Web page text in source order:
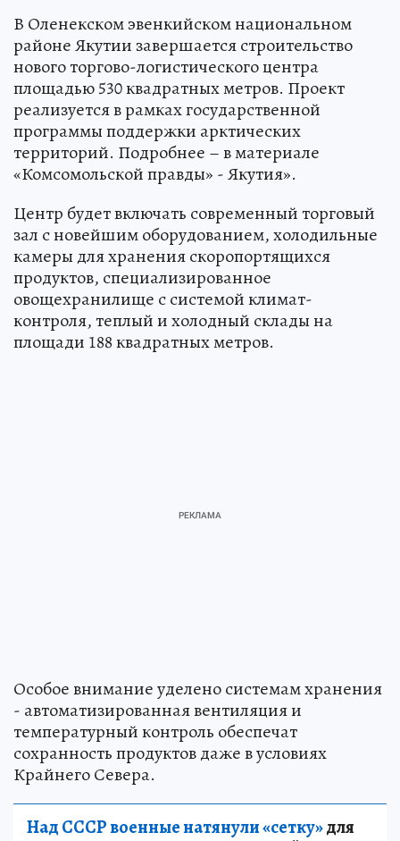
В Оленекском эвенкийском национальном
районе Якутии завершается строительство
нового торгово-логистического центра
площадью 530 квадратных метров. Проект
реализуется в рамках государственной
программы поддержки арктических
территорий. Подробнее – в материале
«Комсомольской правды» - Якутия».
Центр будет включать современный торговый
зал с новейшим оборудованием, холодильные
камеры для хранения скоропортящихся
продуктов, специализированное
овощехранилище с системой климат-
контроля, теплый и холодный склады на
площади 188 квадратных метров.
Особое внимание уделено системам хранения
- автоматизированная вентиляция и
температурный контроль обеспечат
сохранность продуктов даже в условиях
Крайнего Севера.
Над СССР военные натянули «сетку»для